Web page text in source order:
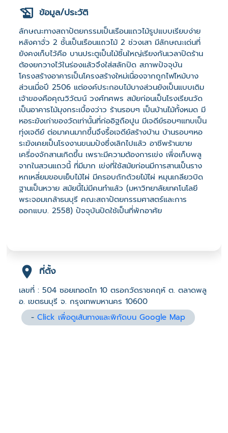
ข้อมูล/ประวัติ
ลักษณะทางสถาปัตยกรรมเป็นเรือนแถวไม้รูปแบบเรียบง่าย
หลังคาจั่ว 2 ชั้นเป็นเรือนแถวไม้ 2 ช่วงเสา มีลักษณะเด่นที่
ยังคงเก็บไว้คือ บานประตูเป็นไม้ชิ้นใหญ่เรียงกันเวลาปิดร้าน
ต้องยกวางไว้ในร่องแล้วจึงใส่สลักปิด สภาพปัจจุบัน
โครงสร้างอาคารเป็นโครงสร้างใหม่เนื่องจากถูกไฟไหม้บาง
ส่วนเมื่อปี 2506 แต่องค์ประกอบไม้บางส่วนยังเป็นแบบเดิม
เจ้าของคือคุณวิวัฒน์ วงศ์ทศพร สมัยก่อนเป็นโรงเรียนวัด
เป็นอาคารไม้มุงกระเบื้องว่าว ร้านรอบๆ เป็นบ้านไม้ทั้งหมด มี
หอระฆังเก่าของวัดเท่านั้นที่ก่ออิฐถือปูน มีเจดีย์รอบๆแทบเป็น
ทุ่งเจดีย์ ต่อมาคนมากขึ้นจึงรื้อเจดีย์สร้างบ้าน บ้านรอบๆหอ
ระฆังเคยเป็นโรงงานขนมปังซึ่งเลิกไปแล้ว อาชีพร้านขาย
เครื่องจักสานเกิดขึ้น เพราะมีความต้องการเข่ง เพื่อเก็บพลู
จากในสวนแถวนี้ ที่มีมาก เข่งที่ใช้สมัยก่อนมีการสานเป็นราง
หกเหลี่ยมขอบเย็บไม้ไผ่ มีครอบถักด้วยไม้ไผ่ หมุนเกลียวบิด
ฐานเป็นหวาย สมัยนี้ไม่มีคนทำแล้ว (มหาวิทยาลัยเทคโนโลยี
พระจอมเกล้าธนบุรี คณะสถาปัตยกรรมศาสตร์และการ
ออกแบบ. 2558) ปัจจุบันปิดใช้เป็นที่พักอาศัย
ที่ตั้ง
เลขที่ : 504 ซอยเทอดไท 10 ตรอกวัดราชคฤห์ ต. ตลาดพลู
อ. เขตธนบุรี จ. กรุงเทพมหานคร 10600
-Click เพื่อดูเส้นทางและพิกัดบน Google Map